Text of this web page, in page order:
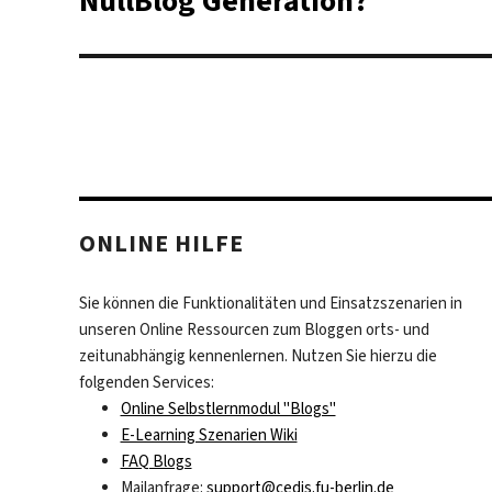
ONLINE HILFE
Sie können die Funktionalitäten und Einsatzszenarien in
unseren Online Ressourcen zum Bloggen orts- und
zeitunabhängig kennenlernen. Nutzen Sie hierzu die
folgenden Services:
Online Selbstlernmodul "Blogs"
E-Learning Szenarien Wiki
FAQ Blogs